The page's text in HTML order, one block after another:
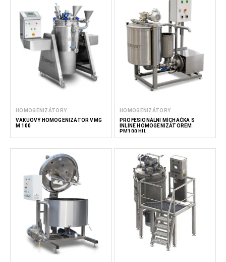
HOMOGENIZÁTORY
VAKUOVÝ HOMOGENIZÁTOR VMG
M 100
HOMOGENIZÁTORY
PROFESIONÁLNÍ MÍCHAČKA S
INLINE HOMOGENIZÁTOREM
PM100 HIL